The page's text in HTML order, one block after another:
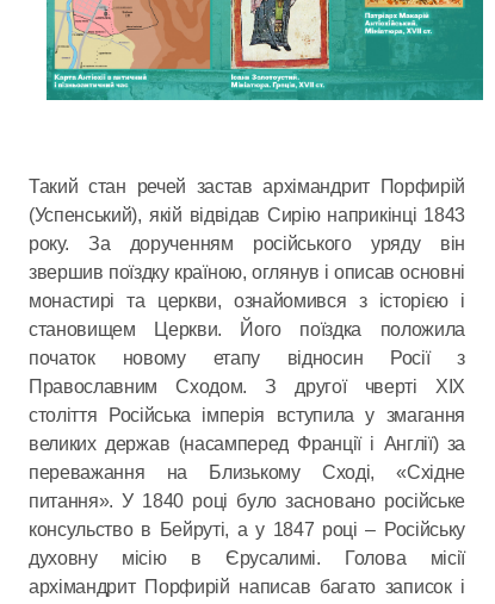
Такий стан речей застав архімандрит Порфирій
(Успенський), якій відвідав Сирію наприкінці 1843
року. За дорученням російського уряду він
звершив поїздку країною, оглянув і описав основні
монастирі та церкви, ознайомився з історією і
становищем Церкви. Його поїздка положила
початок новому етапу відносин Росії з
Православним Сходом. З другої чверті ХІХ
століття Російська імперія вступила у змагання
великих держав (насамперед Франції і Англії) за
переважання на Близькому Сході, «Східне
питання». У 1840 році було засновано російське
консульство в Бейруті, а у 1847 році – Російську
духовну місію в Єрусалимі. Голова місії
архімандрит Порфирій написав багато записок і